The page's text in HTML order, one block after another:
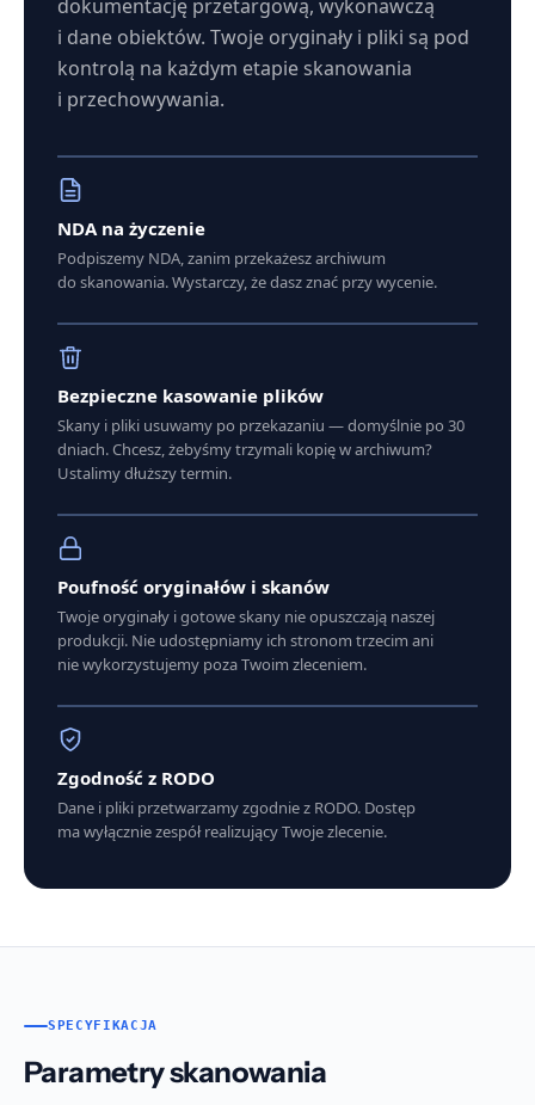
dokumentację przetargową, wykonawczą
i dane obiektów. Twoje oryginały i pliki są pod
kontrolą na każdym etapie skanowania
i przechowywania.
NDA na życzenie
Podpiszemy NDA, zanim przekażesz archiwum
do skanowania. Wystarczy, że dasz znać przy wycenie.
Bezpieczne kasowanie plików
Skany i pliki usuwamy po przekazaniu — domyślnie po 30
dniach. Chcesz, żebyśmy trzymali kopię w archiwum?
Ustalimy dłuższy termin.
Poufność oryginałów i skanów
Twoje oryginały i gotowe skany nie opuszczają naszej
produkcji. Nie udostępniamy ich stronom trzecim ani
nie wykorzystujemy poza Twoim zleceniem.
Zgodność z RODO
Dane i pliki przetwarzamy zgodnie z RODO. Dostęp
ma wyłącznie zespół realizujący Twoje zlecenie.
SPECYFIKACJA
Parametry skanowania